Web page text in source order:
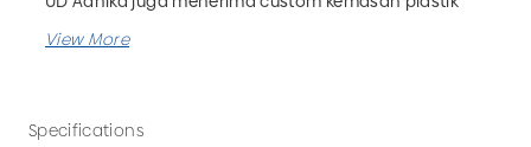
yang bisa disesuaikan dengan kebutuhan bisnis
Specifications